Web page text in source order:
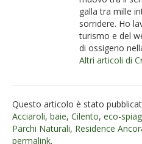
galla tra mille
sorridere. Ho
turismo e del
di ossigeno
Altri articoli di
Questo articolo è stato
Acciaroli, baie, Cilento, eco-
Parchi Naturali, Residence
permalink.